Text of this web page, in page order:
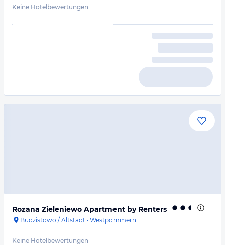
Keine Hotelbewertungen
Rozana Zieleniewo Apartment by Renters
Budzistowo / Altstadt · Westpommern
Keine Hotelbewertungen